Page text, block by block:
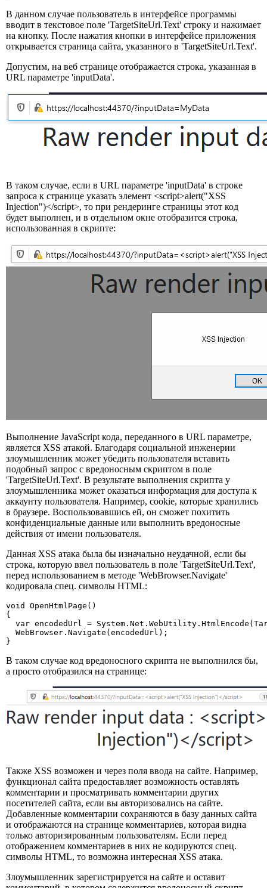
В данном случае пользователь в интерфейсе программы
вводит в текстовое поле 'TargetSiteUrl.Text' строку и нажимает
на кнопку. После нажатия кнопки в интерфейсе приложения
открывается страница сайта, указанного в 'TargetSiteUrl.Text'.
Допустим, на веб странице отображается строка, указанная в
URL параметре 'inputData'.
В таком случае, если в URL параметре 'inputData' в строке
запроса к странице указать элемент <script>alert("XSS
Injection")</script>, то при рендеринге страницы этот код
будет выполнен, и в отдельном окне отобразится строка,
использованная в скрипте:
Выполнение JavaSсript кода, переданного в URL параметре,
является XSS атакой. Благодаря социальной инженерии
злоумышленник может убедить пользователя вставить
подобный запрос с вредоносным скриптом в поле
'TargetSiteUrl.Text'. В результате выполнения скрипта у
злоумышленника может оказаться информация для доступа к
аккаунту пользователя. Например, cookie, которые хранились
в браузере. Воспользовавшись ей, он сможет похитить
конфиденциальные данные или выполнить вредоносные
действия от имени пользователя.
Данная XSS атака была бы изначально неудачной, если бы
строка, которую ввел пользователь в поле 'TargetSiteUrl.Text',
перед использованием в методе 'WebBrowser.Navigate'
кодировала спец. символы HTML:
void OpenHtmlPage()
{
var encodedUrl =
  WebBrowser.Navigate(encodedUrl);
}
В таком случае код вредоносного скрипта не выполнился бы,
а просто отобразился на странице:
Также XSS возможен и через поля ввода на сайте. Например,
функционал сайта предоставляет возможность оставлять
комментарии и просматривать комментарии других
посетителей сайта, если вы авторизовались на сайте.
Добавленные комментарии сохраняются в базу данных сайта
и отображаются на странице комментариев, которая видна
только авторизированным пользователям. Если перед
отображением комментариев в них не кодируются спец.
символы HTML, то возможна интересная XSS атака.
Злоумышленник зарегистрируется на сайте и оставит